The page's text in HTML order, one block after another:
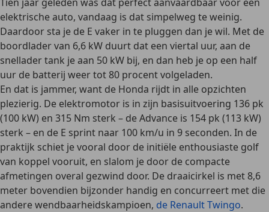
elektrische auto, vandaag is dat simpelweg te weinig.
Daardoor sta je de E vaker in te pluggen dan je wil. Met de
boordlader van 6,6 kW duurt dat een viertal uur, aan de
snellader tank je aan 50 kW bij, en dan heb je op een half
uur de batterij weer tot 80 procent volgeladen.
En dat is jammer, want de Honda rijdt in alle opzichten
plezierig. De elektromotor is in zijn basisuitvoering 136 pk
(100 kW) en 315 Nm sterk – de Advance is 154 pk (113 kW)
sterk – en de E sprint naar 100 km/u in 9 seconden. In de
praktijk schiet je vooral door de initiële enthousiaste golf
van koppel vooruit, en slalom je door de compacte
afmetingen overal gezwind door. De draaicirkel is met 8,6
meter bovendien bijzonder handig en concurreert met die
andere wendbaarheidskampioen, de Renault Twingo.